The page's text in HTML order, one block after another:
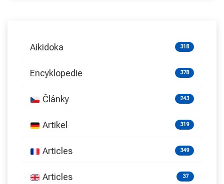
Aikidoka 318
Encyklopedie 378
Články 243
Artikel 319
Articles 349
Articles 37